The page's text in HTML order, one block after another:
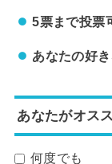
5票まで投票
あなたの好
あなたがオス
何度でも